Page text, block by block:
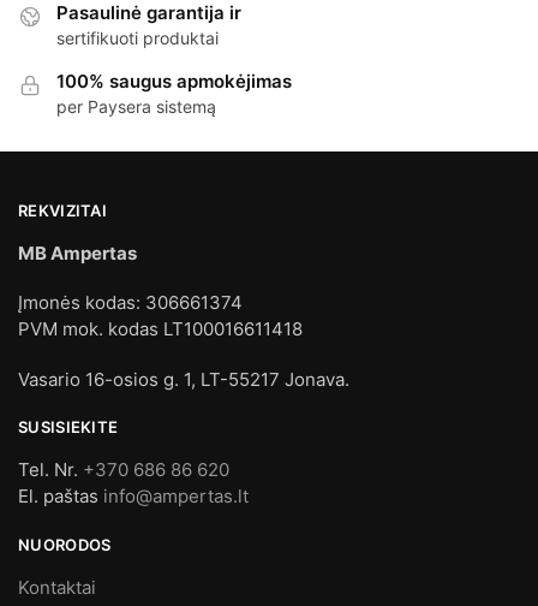
Pasaulinė garantija ir
sertifikuoti produktai
100% saugus apmokėjimas
per Paysera sistemą
REKVIZITAI
MB Ampertas
Įmonės kodas: 306661374
PVM mok. kodas LT100016611418
Vasario 16-osios g. 1, LT-55217 Jonava.
SUSISIEKITE
Tel. Nr. +370 686 86 620
El. paštas info@ampertas.lt
NUORODOS
Kontaktai